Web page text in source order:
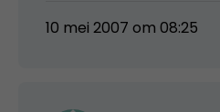
10 mei 2007 om 08:25